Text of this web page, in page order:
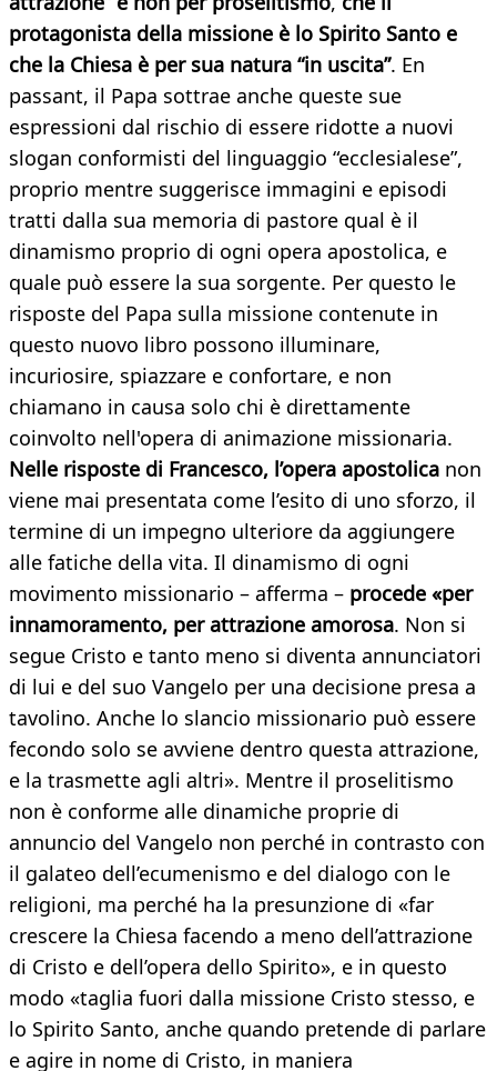
protagonista della missione è lo Spirito Santo e
che la Chiesa è per sua natura “in uscita”. En
passant, il Papa sottrae anche queste sue
espressioni dal rischio di essere ridotte a nuovi
slogan conformisti del linguaggio “ecclesialese”,
proprio mentre suggerisce immagini e episodi
tratti dalla sua memoria di pastore qual è il
dinamismo proprio di ogni opera apostolica, e
quale può essere la sua sorgente. Per questo le
risposte del Papa sulla missione contenute in
questo nuovo libro possono illuminare,
incuriosire, spiazzare e confortare, e non
chiamano in causa solo chi è direttamente
coinvolto nell'opera di animazione missionaria.
Nelle risposte di Francesco, l’opera apostolica non
viene mai presentata come l’esito di uno sforzo, il
termine di un impegno ulteriore da aggiungere
alle fatiche della vita. Il dinamismo di ogni
movimento missionario – afferma – procede «per
innamoramento, per attrazione amorosa. Non si
segue Cristo e tanto meno si diventa annunciatori
di lui e del suo Vangelo per una decisione presa a
tavolino. Anche lo slancio missionario può essere
fecondo solo se avviene dentro questa attrazione,
e la trasmette agli altri». Mentre il proselitismo
non è conforme alle dinamiche proprie di
annuncio del Vangelo non perché in contrasto con
il galateo dell’ecumenismo e del dialogo con le
religioni, ma perché ha la presunzione di «far
crescere la Chiesa facendo a meno dell’attrazione
di Cristo e dell’opera dello Spirito», e in questo
modo «taglia fuori dalla missione Cristo stesso, e
lo Spirito Santo, anche quando pretende di parlare
e agire in nome di Cristo, in maniera